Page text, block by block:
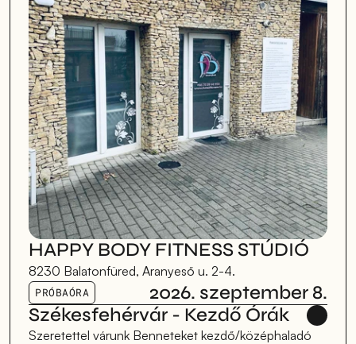
HAPPY BODY FITNESS STÚDIÓ
8230 Balatonfüred, Aranyeső u. 2-4.
PRÓBAÓRA
2026. szeptember 8.
Székesfehérvár - Kezdő Órák
Szeretettel várunk Benneteket kezdő/középhaladó